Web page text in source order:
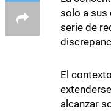
solo a sus
serie de
El
alcanzar